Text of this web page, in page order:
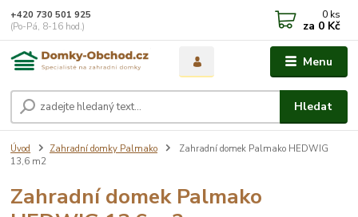
Menu
Hledat
+420 730 501 925
(Po-Pá, 8-16 hod.)
0 ks
za 0 Kč
Úvod Zahradní domky Palmako
Zahradní domek Palmako HEDWIG
13,6 m2
Zahradní domek Palmako